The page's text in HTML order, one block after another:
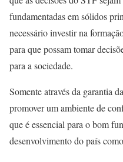
fundamentadas em sólidos
necessário investir na
para que possam tomar
para a sociedade.
Somente através da garantia
promover um ambiente de
que é essencial para o bom
desenvolvimento do país